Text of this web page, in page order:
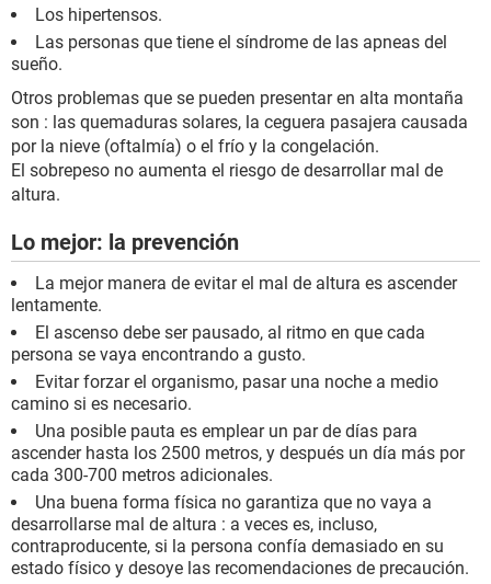
Los hipertensos.
Las personas que tiene el síndrome de las apneas del
sueño.
Otros problemas que se pueden presentar en alta montaña
son : las quemaduras solares, la ceguera pasajera causada
por la nieve (oftalmía) o el frío y la congelación.
El sobrepeso no aumenta el riesgo de desarrollar mal de
altura.
Lo mejor: la prevención
La mejor manera de evitar el mal de altura es ascender
lentamente.
El ascenso debe ser pausado, al ritmo en que cada
persona se vaya encontrando a gusto.
Evitar forzar el organismo, pasar una noche a medio
camino si es necesario.
Una posible pauta es emplear un par de días para
ascender hasta los 2500 metros, y después un día más por
cada 300-700 metros adicionales.
Una buena forma física no garantiza que no vaya a
desarrollarse mal de altura : a veces es, incluso,
contraproducente, si la persona confía demasiado en su
estado físico y desoye las recomendaciones de precaución.